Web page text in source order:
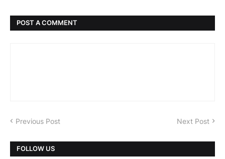
POST A COMMENT
Previous Post Next Post
FOLLOW US